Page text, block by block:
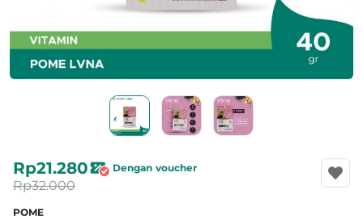
POME
Rp21.280 Dengan voucher
Rp32.000